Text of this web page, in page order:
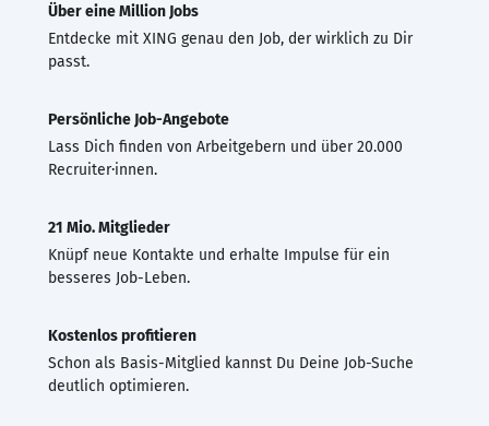
Über eine Million Jobs
Entdecke mit XING genau den Job, der wirklich zu Dir
passt.
Persönliche Job-Angebote
Lass Dich finden von Arbeitgebern und über 20.000
Recruiter·innen.
21 Mio. Mitglieder
Knüpf neue Kontakte und erhalte Impulse für ein
besseres Job-Leben.
Kostenlos profitieren
Schon als Basis-Mitglied kannst Du Deine Job-Suche
deutlich optimieren.